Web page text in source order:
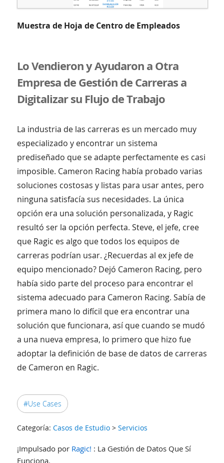
Muestra de Hoja de Centro de Empleados
Lo Vendieron y Ayudaron a Otra
Empresa de Gestión de Carreras a
Digitalizar su Flujo de Trabajo
La industria de las carreras es un mercado muy
especializado y encontrar un sistema
prediseñado que se adapte perfectamente es casi
imposible. Cameron Racing había probado varias
soluciones costosas y listas para usar antes, pero
ninguna satisfacía sus necesidades. La única
opción era una solución personalizada, y Ragic
resultó ser la opción perfecta. Steve, el jefe, cree
que Ragic es algo que todos los equipos de
carreras podrían usar. ¿Recuerdas al ex jefe de
equipo mencionado? Dejó Cameron Racing, pero
había sido parte del proceso para encontrar el
sistema adecuado para Cameron Racing. Sabía de
primera mano lo difícil que era encontrar una
solución que funcionara, así que cuando se mudó
a una nueva empresa, lo primero que hizo fue
adoptar la definición de base de datos de carreras
de Cameron en Ragic.
#Use Cases
Categoría: Casos de Estudio> Servicios
¡Impulsado por Ragic! : La Gestión de Datos Que Sí
Funciona.